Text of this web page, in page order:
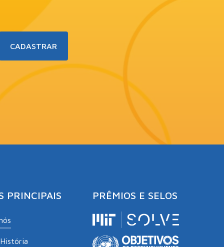
PRINCIPAIS PRÊMIOS E SELOS